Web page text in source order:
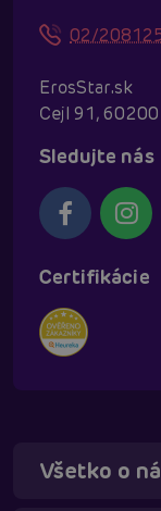
02/
ErosStar.sk
Cejl 91,
Sledujte nás
Certifikácie
Všetko oTáňa